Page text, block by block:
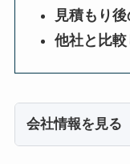
見積もり
他社と比
会社情報を見る